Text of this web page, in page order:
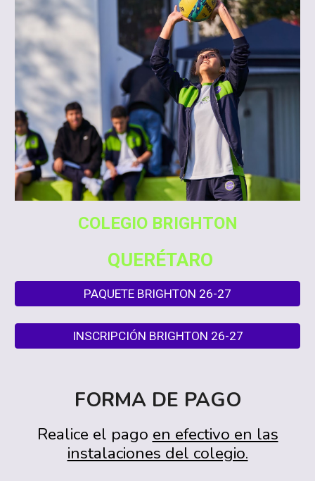
COLEGIO BRIGHTON
QUERÉTARO
PAQUETE BRIGHTON 26-27
INSCRIPCIÓN BRIGHTON 26-27
FORMA DE PAGO
Realice el pago en efectivo en las
instalaciones del colegio.